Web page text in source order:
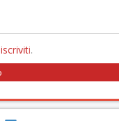
iscriviti.